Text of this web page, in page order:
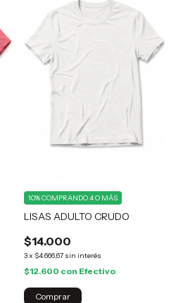
LISAS ADULTO CRUDO
$14.000
3x $4.666,67 sin interés
10%COMPRANDO 4 O MÁS
$12.600 con Efectivo
Comprar